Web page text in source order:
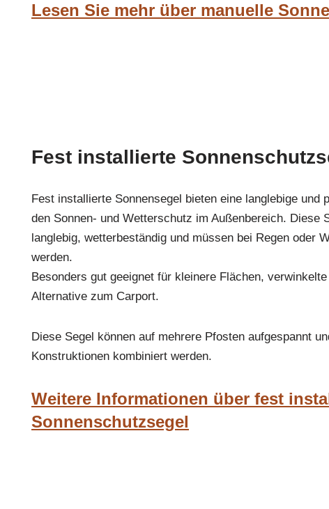
Lesen Sie mehr über manuelle
Fest installierte
Fest installierte Sonnensegel bieten eine langlebige und
den Sonnen- und Wetterschutz im Außenbereich. Diese
langlebig, wetterbeständig und müssen bei Regen oder
werden.
Besonders gut geeignet für kleinere Flächen,
Alternative zum Carport.
Diese Segel können auf mehrere Pfosten aufgespannt
Konstruktionen kombiniert werden.
Weitere Informationen über fest
Sonnenschutzsegel